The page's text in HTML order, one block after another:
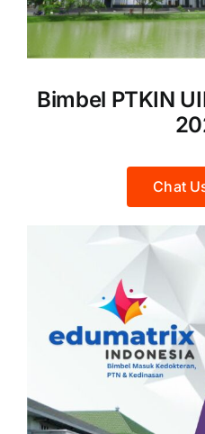
Bimbel PTKIN
Chat